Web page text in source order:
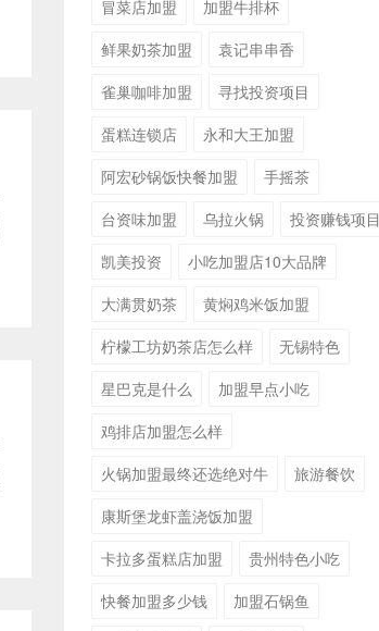
冒菜店加盟
加盟牛排杯
鲜果奶茶加盟
袁记串串香
雀巢咖啡加盟
寻找投资项目
蛋糕连锁店
永和大王加盟
阿宏砂锅饭快餐加盟
手摇茶
台资味加盟
乌拉火锅
投资赚钱项目
凯美投资
小吃加盟店10大品牌
大满贯奶茶
黄焖鸡米饭加盟
柠檬工坊奶茶店怎么样
无锡特色
星巴克是什么
加盟早点小吃
鸡排店加盟怎么样
火锅加盟最终还选绝对牛
旅游餐饮
康斯堡龙虾盖浇饭加盟
卡拉多蛋糕店加盟
贵州特色小吃
快餐加盟多少钱
加盟石锅鱼